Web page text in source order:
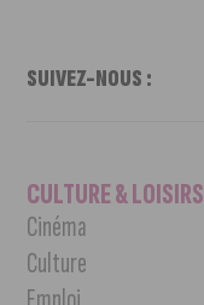
SUIVEZ-NOUS :
CULTURE & LOISIRS
Cinéma
Culture